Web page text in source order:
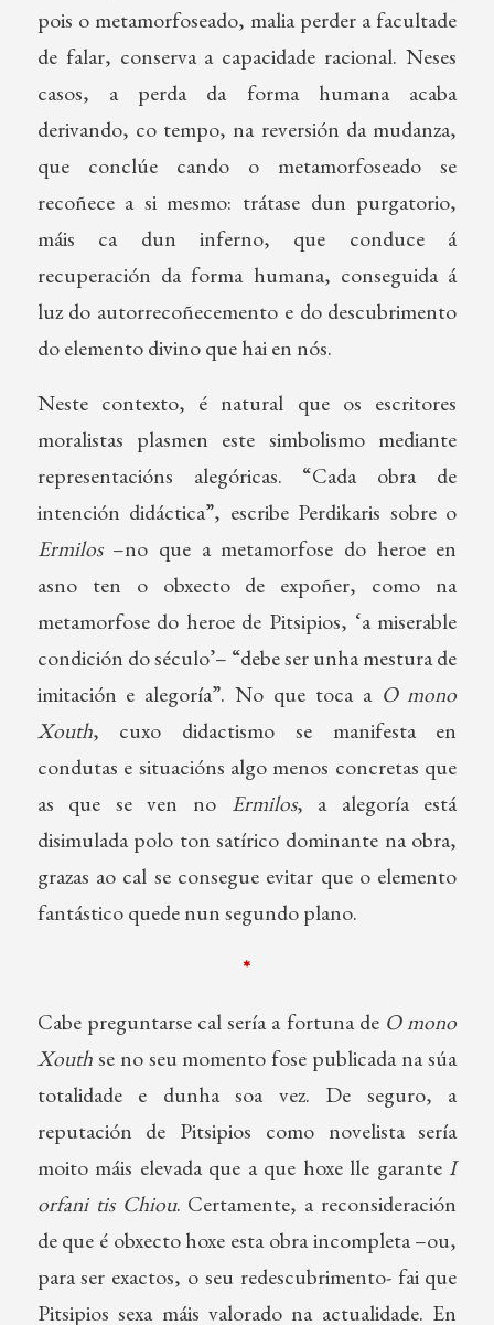
pois o metamorfoseado, malia perder a facultade
de falar, conserva a capacidade racional. Neses
casos, a perda da forma humana acaba
derivando, co tempo, na reversión da mudanza,
que conclúe cando o metamorfoseado se
recoñece a si mesmo: trátase dun purgatorio,
máis ca dun inferno, que conduce á
recuperación da forma humana, conseguida á
luz do autorrecoñecemento e do descubrimento
do elemento divino que hai en nós.
Neste contexto, é natural que os escritores
moralistas plasmen este simbolismo mediante
representacións alegóricas. “Cada obra de
intención didáctica”, escribe Perdikaris sobre o
Ermilos–no que a metamorfose do heroe en
asno ten o obxecto de expoñer, como na
metamorfose do heroe de Pitsipios, ‘a miserable
condición do século’– “debe ser unha mestura de
imitación e alegoría”. No que toca a O mono
Xouth, cuxo didactismo se manifesta en
condutas e situacións algo menos concretas que
as que se ven no Ermilos, a alegoría está
disimulada polo ton satírico dominante na obra,
grazas ao cal se consegue evitar que o elemento
fantástico quede nun segundo plano.
*
Cabe preguntarse cal sería a fortuna de O mono
Xouthse no seu momento fose publicada na súa
totalidade e dunha soa vez. De seguro, a
reputación de Pitsipios como novelista sería
moito máis elevada que a que hoxe lle garanteI
orfani tis Chiou. Certamente, a reconsideración
de que é obxecto hoxe esta obra incompleta –ou,
para ser exactos, o seu redescubrimento- fai que
Pitsipios sexa máis valorado na actualidade. En